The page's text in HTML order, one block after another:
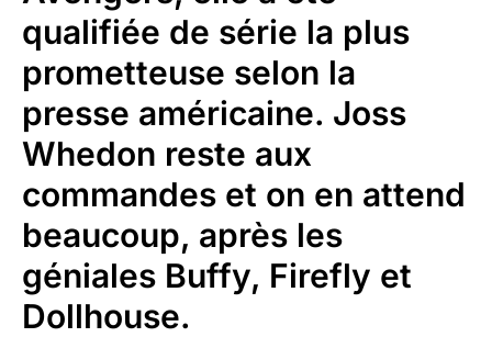
qualifiée de série la plus
prometteuse selon la
presse américaine. Joss
Whedon reste aux
commandes et on en attend
beaucoup, après les
géniales Buffy, Firefly et
Dollhouse.